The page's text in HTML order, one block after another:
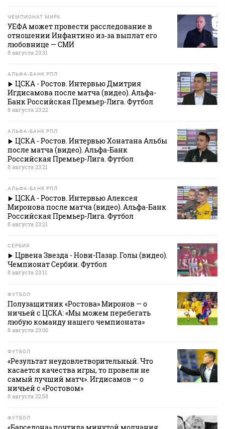
ЧЕМПИОНАТ МИРА
УЕФА может провести расследование в
отношении Инфантино из‑за выплат его
любовнице — СМИ
8 августа 23:31
АЛЬФА-БАНК РПЛ
ЦСКА - Ростов. Интервью Дмитрия
Игдисамова после матча (видео). Альфа-
Банк Российская Премьер-Лига. Футбол
8 августа 23:22
АЛЬФА-БАНК РПЛ
ЦСКА - Ростов. Интервью Хонатана Альбы
после матча (видео). Альфа-Банк
Российская Премьер-Лига. Футбол
8 августа 23:21
АЛЬФА-БАНК РПЛ
ЦСКА - Ростов. Интервью Алексея
Миронова после матча (видео). Альфа-Банк
Российская Премьер-Лига. Футбол
8 августа 23:21
СЕРБИЯ
Црвена Звезда - Нови-Пазар. Голы (видео).
Чемпионат Сербии. Футбол
8 августа 23:11
ФУТБОЛ
Полузащитник «Ростова» Миронов — о
ничьей с ЦСКА: «Мы можем перебегать
любую команду нашего чемпионата»
8 августа 23:00
ФУТБОЛ
«Результат неудовлетворительный. Что
касается качества игры, то провели не
самый лучший матч». Игдисамов — о
ничьей с «Ростовом»
8 августа 22:58
ФУТБОЛ
«Барселона» почтила минутой молчания